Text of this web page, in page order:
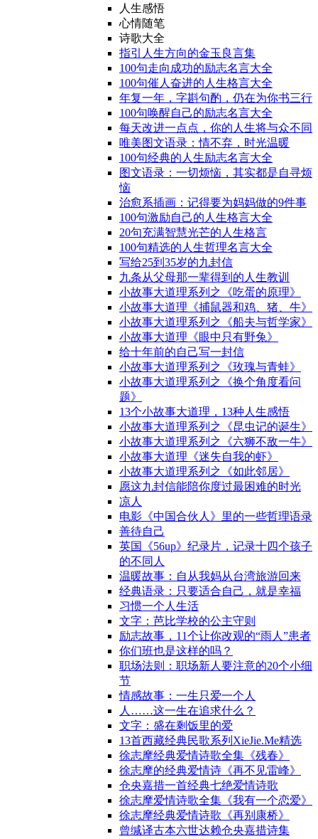
人生感悟
心情随笔
诗歌大全
指引人生方向的金玉良言集
100句走向成功的励志名言大全
100句催人奋进的人生格言大全
年复一年，字斟句酌，仍在为你书三行
100句唤醒自己的励志名言大全
每天改进一点点，你的人生将与众不同
唯美图文语录：情不弃，时光温暖
100句经典的人生励志名言大全
图文语录：一切烦恼，其实都是自寻烦
恼
治愈系插画：记得要为妈妈做的9件事
100句激励自己的人生格言大全
20句充满智慧光芒的人生格言
100句精选的人生哲理名言大全
写给25到35岁的九封信
九条从父母那一辈得到的人生教训
小故事大道理系列之《吃蛋的原理》
小故事大道理《捕鼠器和鸡、猪、牛》
小故事大道理系列之《船夫与哲学家》
小故事大道理《眼中只有野兔》
给十年前的自己写一封信
小故事大道理系列之《玫瑰与青蛙》
小故事大道理系列之《换个角度看问
题》
13个小故事大道理，13种人生感悟
小故事大道理系列之《昆虫记的诞生》
小故事大道理系列之《六狮不敌一牛》
小故事大道理《迷失自我的虾》
小故事大道理系列之《如此邻居》
愿这九封信能陪你度过最困难的时光
凉人
电影《中国合伙人》里的一些哲理语录
善待自己
英国《56up》纪录片，记录十四个孩子
的不同人
温暖故事：自从我妈从台湾旅游回来
经典语录：只要适合自己，就是幸福
习惯一个人生活
文字：芭比学校的公主守则
励志故事，11个让你改观的“雨人”患者
你们班也是这样的吗？
职场法则：职场新人要注意的20个小细
节
情感故事：一生只爱一个人
人……这一生在追求什么？
文字：盛在剩饭里的爱
13首西藏经典民歌系列XieJie.Me精选
徐志摩经典爱情诗歌全集《残春》
徐志摩的经典爱情诗《再不见雷峰》
仓央嘉措一首经典七绝爱情诗歌
徐志摩爱情诗歌全集《我有一个恋爱》
徐志摩经典爱情诗歌《再别康桥》
曾缄译古本六世达赖仓央嘉措诗集